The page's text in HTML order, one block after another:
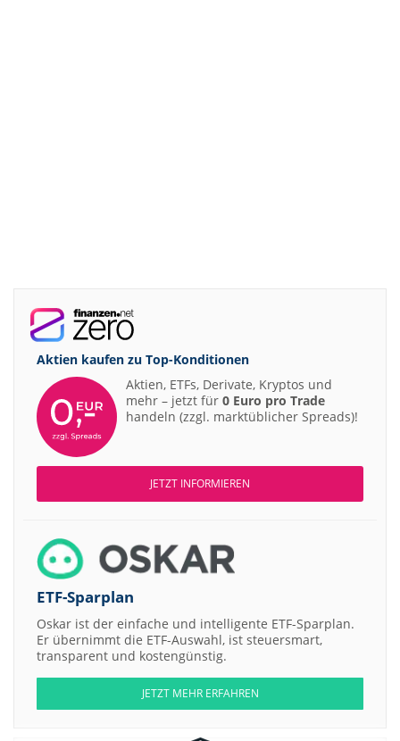
Aktien kaufen zu Top-Konditionen
Aktien, ETFs, Derivate, Kryptos und
mehr – jetzt für 0 Euro pro Trade
handeln (zzgl. marktüblicher Spreads)!
JETZT INFORMIEREN
ETF-Sparplan
Oskar ist der einfache und intelligente ETF-Sparplan.
Er übernimmt die ETF-Auswahl, ist steuersmart,
transparent und kostengünstig.
JETZT MEHR ERFAHREN